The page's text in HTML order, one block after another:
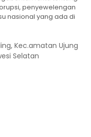
penyewelengan
nasional yang ada di
Kec.amatan Ujung
Selatan